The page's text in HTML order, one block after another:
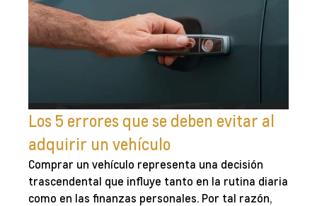
Los 5 errores que se deben evitar al
adquirir un vehículo
Comprar un vehículo representa una decisión
trascendental que influye tanto en la rutina diaria
como en las finanzas personales. Por tal razón,